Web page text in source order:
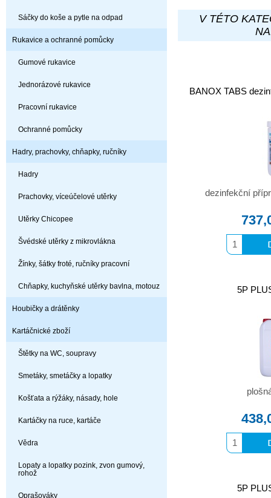
Sáčky do koše a pytle na odpad
Rukavice a ochranné pomůcky
Gumové rukavice
Jednorázové rukavice
Pracovní rukavice
Ochranné pomůcky
Hadry, prachovky, chňapky, ručníky
Hadry
Prachovky, víceúčelové utěrky
Utěrky Chicopee
Švédské utěrky z mikrovlákna
Žínky, šátky froté, ručníky pracovní
Chňapky, kuchyňské utěrky bavlna, motouz
Houbičky a drátěnky
Kartáčnické zboží
Štětky na WC, soupravy
Smetáky, smetáčky a lopatky
Košťata a rýžáky, násady, hole
Kartáčky na ruce, kartáče
Vědra
Lopaty a lopatky pozink, zvon gumový,
rohož
Oprašováky
V TÉTO
BANOX TABS
dezinfekční
5P
5P